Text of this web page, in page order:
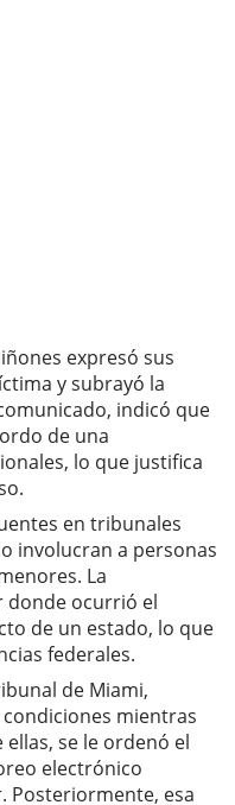
expresó sus
y subrayó la
indicó que
de una
lo que justifica
en tribunales
involucran a personas
La
donde ocurrió el
de un estado, lo que
federales.
de Miami,
mientras
se le ordenó el
electrónico
Posteriormente, esa